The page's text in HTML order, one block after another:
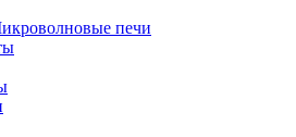
печи